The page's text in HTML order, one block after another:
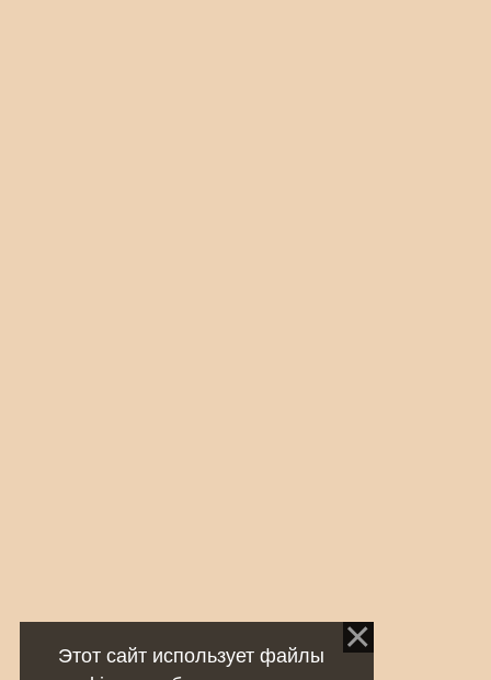
Этот сайт использует файлы